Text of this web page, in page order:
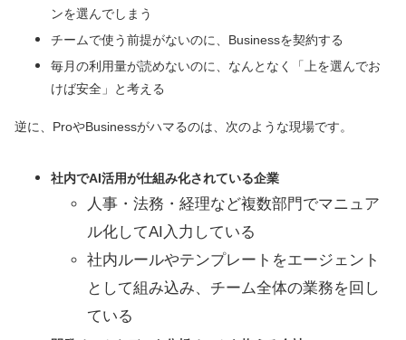
ンを選んでしまう
チームで使う前提がないのに、Businessを契約する
毎月の利用量が読めないのに、なんとなく「上を選んでお
けば安全」と考える
逆に、ProやBusinessがハマるのは、次のような現場です。
社内でAI活用が仕組み化されている企業
人事・法務・経理など複数部門でマニュア
ル化してAI入力している
社内ルールやテンプレートをエージェント
として組み込み、チーム全体の業務を回し
ている